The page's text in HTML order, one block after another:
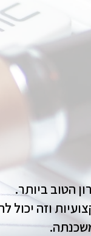
הטוב ביותר.
וזה יכול